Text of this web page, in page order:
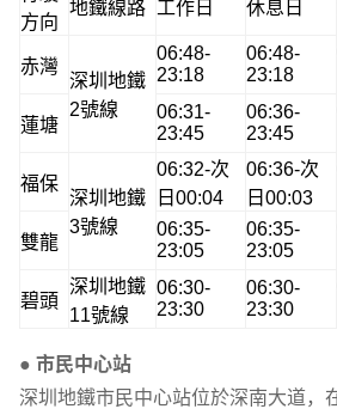
方向
地鐵線路 工作日 休息日
赤灣
深圳地鐵
2號線
06:48-
23:18
06:48-
23:18
蓮塘
06:31-
23:45
06:36-
23:45
福保
深圳地鐵
3號線
06:32-次
日00:04
06:36-次
日00:03
雙龍
06:35-
23:05
06:35-
23:05
碧頭
深圳地鐵
11號線
06:30-
23:30
06:30-
23:30
● 市民中心站
深圳地鐵市民中心站位於深南大道，